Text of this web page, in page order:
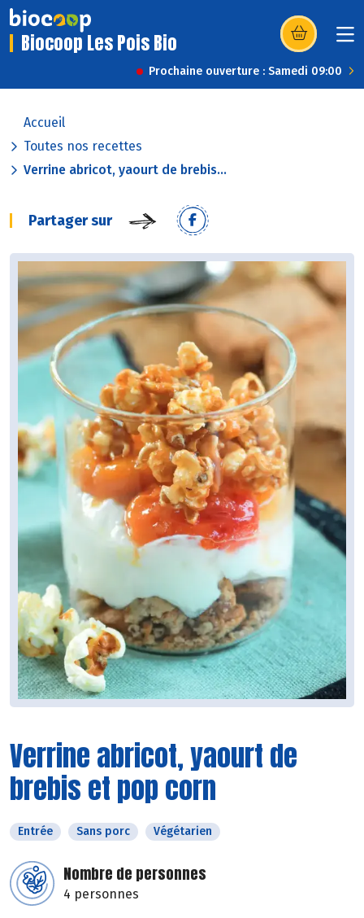
Biocoop Les Pois Bio (s’ouvre dans
Prochaine ouverture : Samedi 09:00
Accueil
Toutes nos recettes
Verrine abricot, yaourt de brebis...
Partager sur
Verrine abricot, yaourt de
brebis et pop corn
Entrée Sans porc Végétarien
Nombre de personnes
4 personnes